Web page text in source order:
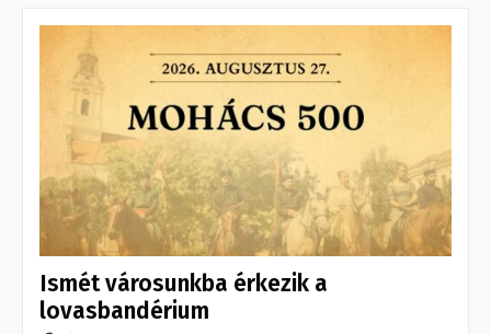
Ismét városunkba érkezik a
lovasbandérium